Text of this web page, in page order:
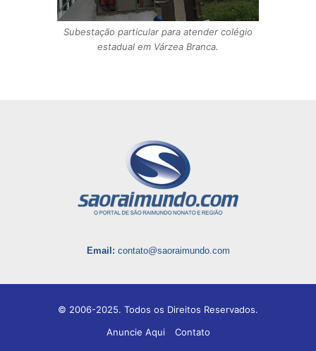
Subestação particular para atender colégio
estadual em Várzea Branca.
Email: contato@saoraimundo.com
© 2006-2025. Todos os Direitos Reservados.
Anuncie Aqui
Contato